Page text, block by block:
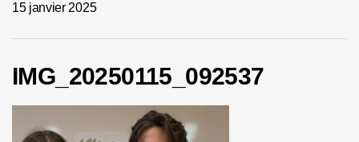
15 janvier 2025
IMG_20250115_092537